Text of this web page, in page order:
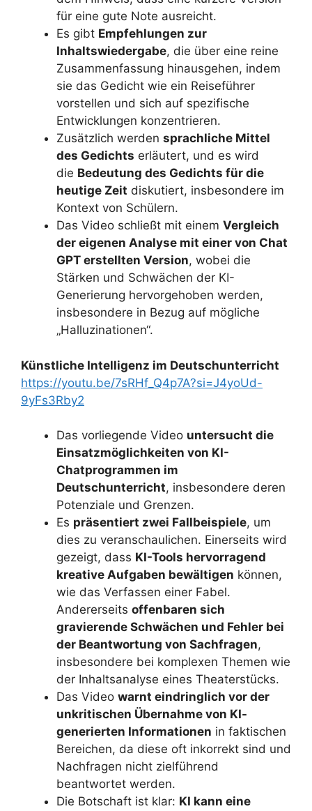
für eine gute Note ausreicht.
Es gibt Empfehlungen zur
Inhaltswiedergabe, die über eine reine
Zusammenfassung hinausgehen, indem
sie das Gedicht wie ein Reiseführer
vorstellen und sich auf spezifische
Entwicklungen konzentrieren.
Zusätzlich werden sprachliche Mittel
des Gedichts erläutert, und es wird
die Bedeutung des Gedichts für die
heutige Zeit diskutiert, insbesondere im
Kontext von Schülern.
Das Video schließt mit einem Vergleich
der eigenen Analyse mit einer von Chat
GPT erstellten Version, wobei die
Stärken und Schwächen der KI-
Generierung hervorgehoben werden,
insbesondere in Bezug auf mögliche
„Halluzinationen“.
Künstliche Intelligenz im Deutschunterricht
https://youtu.be/7sRHf_Q4p7A?si=J4yoUd-
9yFs3Rby2
Das vorliegende Video untersucht die
Einsatzmöglichkeiten von KI-
Chatprogrammen im
Deutschunterricht, insbesondere deren
Potenziale und Grenzen.
Es präsentiert zwei Fallbeispiele, um
dies zu veranschaulichen. Einerseits wird
gezeigt, dass KI-Tools hervorragend
kreative Aufgaben bewältigen können,
wie das Verfassen einer Fabel.
Andererseits offenbaren sich
gravierende Schwächen und Fehler bei
der Beantwortung von Sachfragen,
insbesondere bei komplexen Themen wie
der Inhaltsanalyse eines Theaterstücks.
Das Video warnt eindringlich vor der
unkritischen Übernahme von KI-
generierten Informationen in faktischen
Bereichen, da diese oft inkorrekt sind und
Nachfragen nicht zielführend
beantwortet werden.
Die Botschaft ist klar: KI kann eine